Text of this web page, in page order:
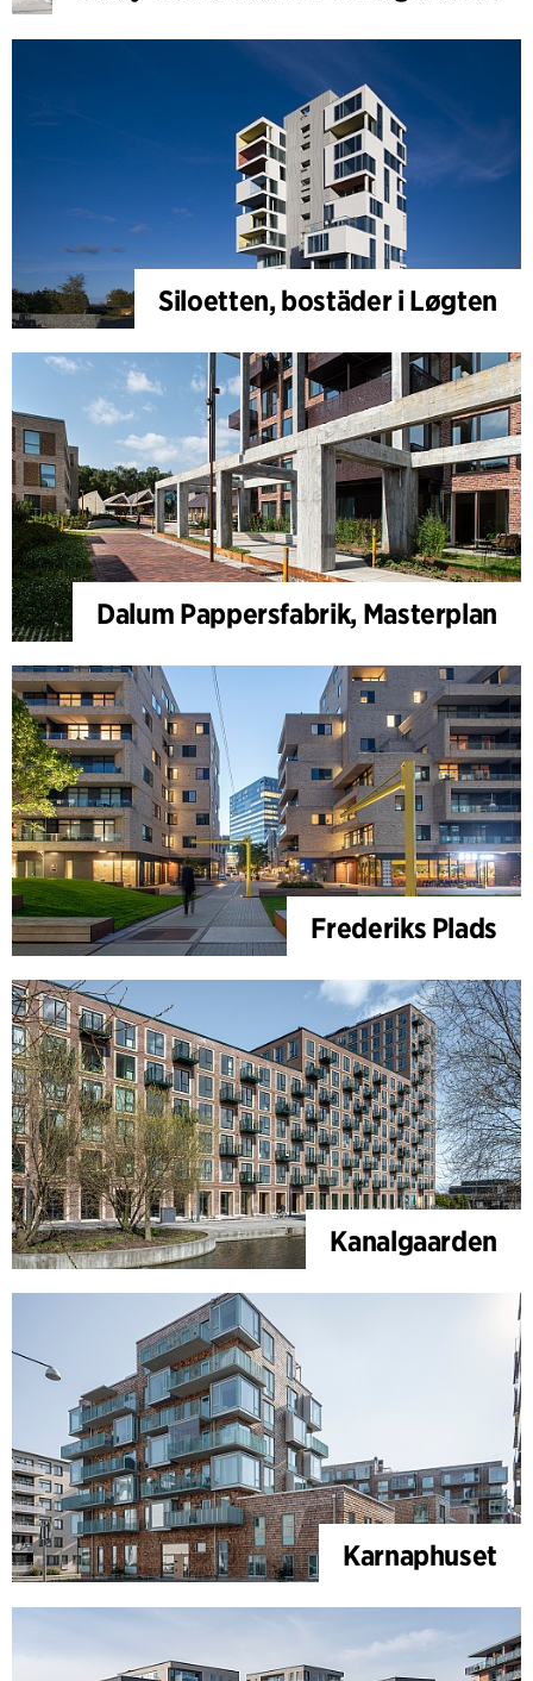
Siloetten, bostäder i Løgten
Dalum Pappersfabrik, Masterplan
Frederiks Plads
Kanalgaarden
Karnaphuset